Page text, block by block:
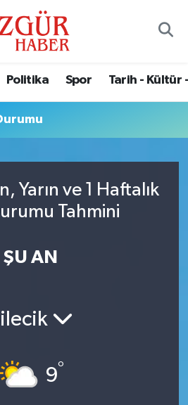
Politika Spor Tarih - Kültür
Yarın ve 1 Haftalık
Tahmini
ŞU AN
9°
ve Fikstür